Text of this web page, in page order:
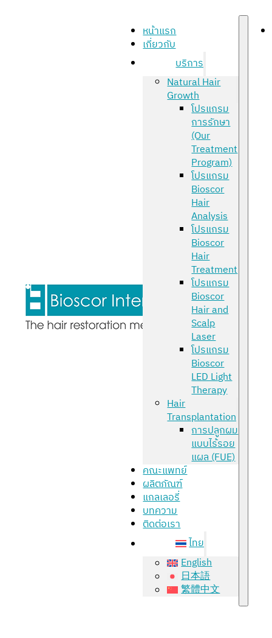
หน้าแรก
เกี่ยวกับ
บริการ
Natural Hair
Growth
โปรแกรม
การรักษา
(Our
Treatment
Program)
โปรแกรม
Bioscor
Hair
Analysis
โปรแกรม
Bioscor
Hair
Treatment
โปรแกรม
Bioscor
Hair and
Scalp
Laser
โปรแกรม
Bioscor
LED Light
Therapy
Hair
Transplantation
การปลูกผม
แบบไร้รอย
แผล (FUE)
คณะแพทย์
ผลิตภัณฑ์
แกลเลอรี่
บทความ
ติดต่อเรา
ไทย
English
日本語
繁體中文